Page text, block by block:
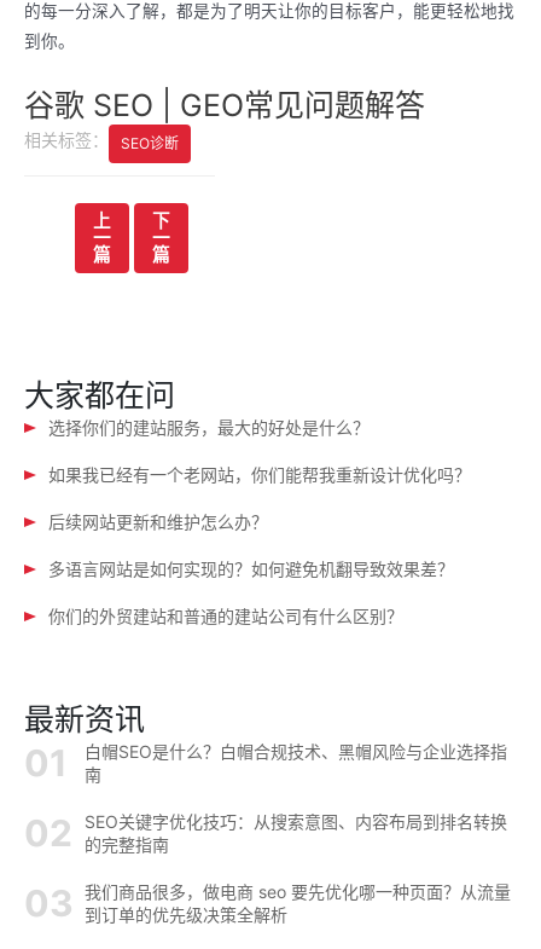
的每一分深入了解，都是为了明天让你的目标客户，能更轻松地找
到你。
谷歌 SEO | GEO常见问题解答
相关标签： SEO诊断
上
一
篇
下
一
篇
大家都在问
选择你们的建站服务，最大的好处是什么？
如果我已经有一个老网站，你们能帮我重新设计优化吗？
后续网站更新和维护怎么办？
多语言网站是如何实现的？如何避免机翻导致效果差？
你们的外贸建站和普通的建站公司有什么区别？
最新资讯
白帽SEO是什么？白帽合规技术、黑帽风险与企业选择指
南
SEO关键字优化技巧：从搜索意图、内容布局到排名转换
的完整指南
我们商品很多，做电商 seo 要先优化哪一种页面？从流量
到订单的优先级决策全解析